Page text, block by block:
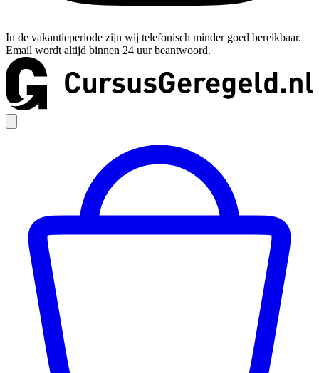
In de vakantieperiode zijn wij telefonisch minder goed bereikbaar.
Email wordt altijd binnen 24 uur beantwoord.